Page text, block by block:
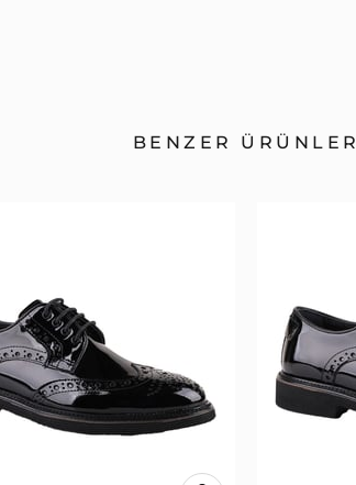
BENZER ÜRÜNLER